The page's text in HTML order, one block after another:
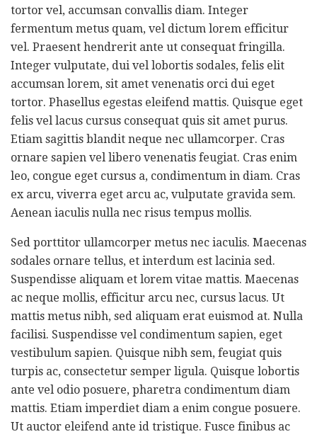
tortor vel, accumsan convallis diam. Integer
fermentum metus quam, vel dictum lorem efficitur
vel. Praesent hendrerit ante ut consequat fringilla.
Integer vulputate, dui vel lobortis sodales, felis elit
accumsan lorem, sit amet venenatis orci dui eget
tortor. Phasellus egestas eleifend mattis. Quisque eget
felis vel lacus cursus consequat quis sit amet purus.
Etiam sagittis blandit neque nec ullamcorper. Cras
ornare sapien vel libero venenatis feugiat. Cras enim
leo, congue eget cursus a, condimentum in diam. Cras
ex arcu, viverra eget arcu ac, vulputate gravida sem.
Aenean iaculis nulla nec risus tempus mollis.
Sed porttitor ullamcorper metus nec iaculis. Maecenas
sodales ornare tellus, et interdum est lacinia sed.
Suspendisse aliquam et lorem vitae mattis. Maecenas
ac neque mollis, efficitur arcu nec, cursus lacus. Ut
mattis metus nibh, sed aliquam erat euismod at. Nulla
facilisi. Suspendisse vel condimentum sapien, eget
vestibulum sapien. Quisque nibh sem, feugiat quis
turpis ac, consectetur semper ligula. Quisque lobortis
ante vel odio posuere, pharetra condimentum diam
mattis. Etiam imperdiet diam a enim congue posuere.
Ut auctor eleifend ante id tristique. Fusce finibus ac